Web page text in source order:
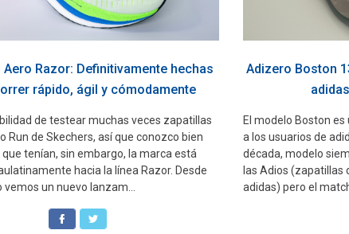
Aero Razor: Definitivamente hechas
rápido, ágil y cómodamente
de testear muchas veces zapatillas
Run de Skechers, así que conozco bien
que tenían, sin embargo, la marca está
hacia la línea Razor. Desde
vemos un nuevo lanzam...
Adizero Boston
El modelo Boston
a los usuarios de
década, modelo
las Adios (zapatillas
adidas) pero el